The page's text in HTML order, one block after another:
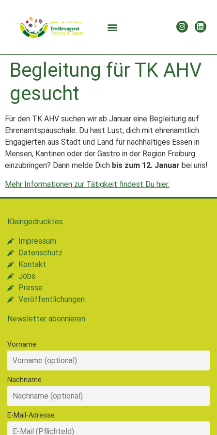
Begleitung für TK AHV
gesucht
Für den TK AHV suchen wir ab Januar eine Begleitung auf
Ehrenamtspauschale. Du hast Lust, dich mit ehrenamtlich
Engagierten aus Stadt und Land für nachhaltiges Essen in
Mensen, Kantinen oder der Gastro in der Region Freiburg
einzubringen? Dann melde Dich bis zum 12. Januar bei uns!
Mehr Informationen zur Tätigkeit findest Du hier.
Kleingedrucktes
Impressum
Datenschutz
Kontakt
Jobs
Presse
Veröffentlichungen
Newsletter abonnieren
Vorname
Nachname
E-Mail-Adresse